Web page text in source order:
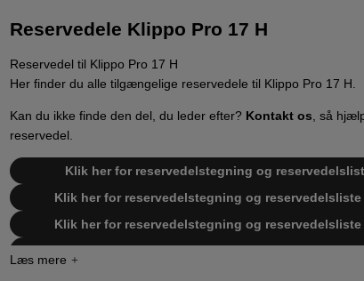
Reservedele Klippo Pro 17 H
Reservedel til Klippo Pro 17 H
Her finder du alle tilgængelige reservedele til Klippo Pro 17 H.
Kan du ikke finde den del, du leder efter? Kontakt os, så
reservedel.
Klik her for reservedelstegning og
Klik her for reservedelstegning og reservedelsliste
Klik her for reservedelstegning og reservedelsliste